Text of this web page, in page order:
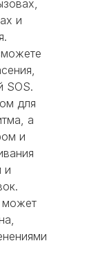
и
SOS.
для
а
и
и
может